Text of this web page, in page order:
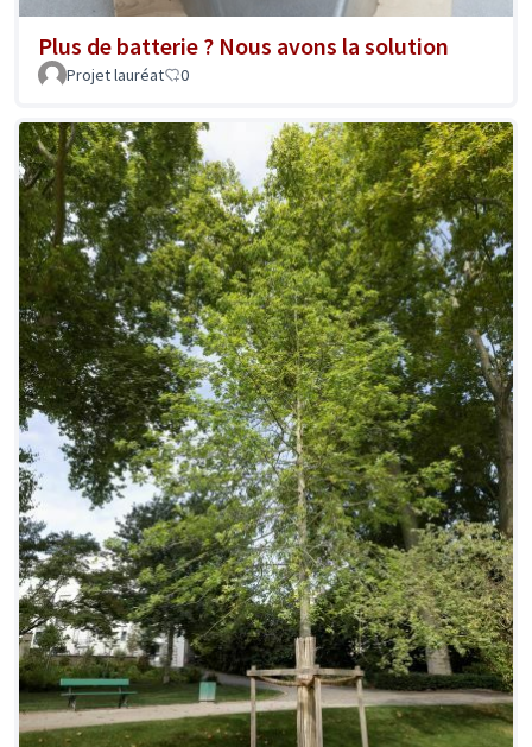
Plus de batterie ? Nous avons la solution
Projet lauréat 0